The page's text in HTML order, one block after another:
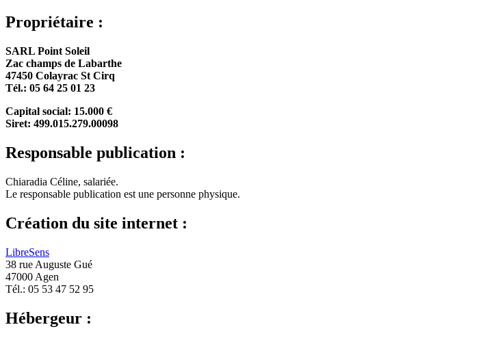
Propriétaire :
SARL Point Soleil
Zac champs de Labarthe
47450 Colayrac St Cirq
Tél.: 05 64 25 01 23
Capital social: 15.000 €
Siret: 499.015.279.00098
Responsable publication :
Chiaradia Céline, salariée.
Le responsable publication est une personne physique.
Création du site internet :
LibreSens
38 rue Auguste Gué
47000 Agen
Tél.: 05 53 47 52 95
Hébergeur :